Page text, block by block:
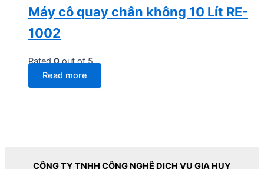
Máy cô quay chân không 10 Lít RE-
1002
Rated0out of 5
Read more
CÔNG TY TNHH CÔNG NGHỆ DỊCH VỤ GIA HUY